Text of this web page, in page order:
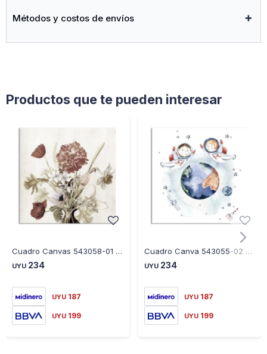
Métodos y costos de envíos
Productos que te pueden interesar
Cuadro Canvas 543058-01 30X30CM Flores Beige
UYU 234
UYU 187
UYU 199
Cuadro Canva 543055-02 30X30CM Astronauta
UYU 234
UYU 187
UYU 199